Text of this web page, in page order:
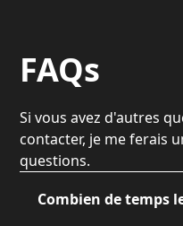
FAQs
Si vous avez d'autres
contacter, je me ferais
questions.
Combien de temps